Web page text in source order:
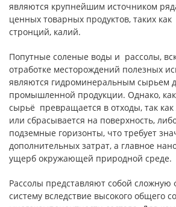
являются крупнейшим источником
ценных товарных продуктов, таких
стронций, калий.
Попутные соленые воды и рассолы,
отработке месторождений полезных
являются гидроминеральным сырьем
промышленной продукции. Однако,
сырьё превращается в отходы, так как
или сбрасывается на поверхность,
подземные горизонты, что требует
дополнительных затрат, а главное
ущерб окружающей природной среде.
Рассолы представляют собой сложную
систему вследствие высокого общего